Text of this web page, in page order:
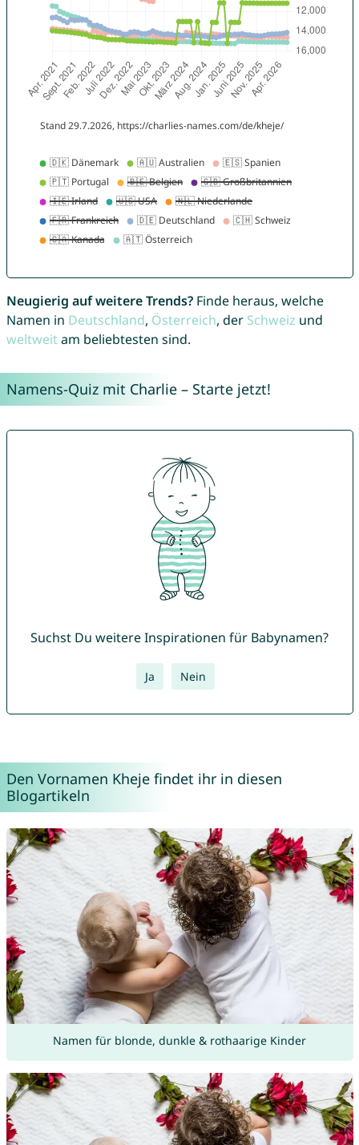
Neugierig auf weitere Trends?Finde heraus, welche
Namen in Deutschland, Österreich, der Schweiz und
weltweitam beliebtesten sind.
Namens-Quiz mit Charlie – Starte jetzt!
Suchst Du weitere Inspirationen für Babynamen?
Ja Nein
Den Vornamen Kheje findet ihr in diesen
Blogartikeln
Namen für blonde, dunkle & rothaarige Kinder